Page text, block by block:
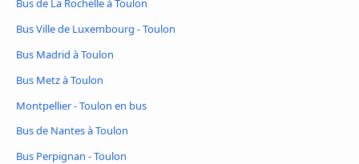
Bus de La Rochelle à Toulon
Bus Ville de Luxembourg - Toulon
Bus Madrid à Toulon
Bus Metz à Toulon
Montpellier - Toulon en bus
Bus de Nantes à Toulon
Bus Perpignan - Toulon